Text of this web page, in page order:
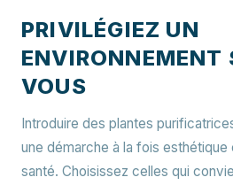
PRIVILÉGIEZ UN
ENVIRONNEMENT
VOUS
Introduire des plantes
une démarche à la fois esthétique
santé. Choisissez celles qui